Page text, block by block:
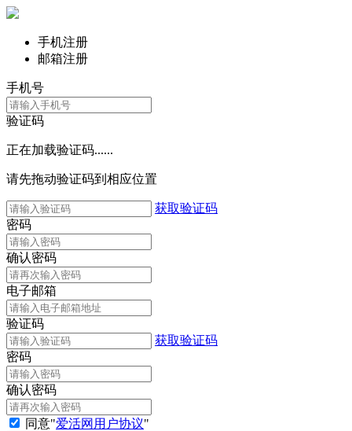
手机注册
邮箱注册
手机号
验证码
正在加载验证码......
请先拖动验证码到相应位置
获取验证码
密码
确认密码
电子邮箱
验证码
获取验证码
密码
确认密码
同意"爱活网用户协议"